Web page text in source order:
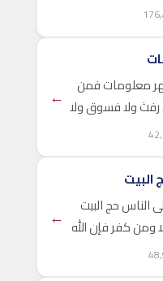
تطوع خيرا فإن
شعائر الحج منذ
معلومات فمن
ولا فسوق ولا
من خير يعلمه
يا أولي الألباب} (البقرة:197) لما كان
←
البيت
الناس حج البيت
ومن كفر فإن الله ←